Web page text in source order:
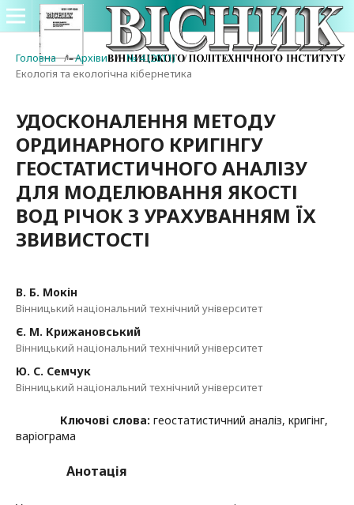
Головна / Архіви / № 4 (2011) /
Екологія та екологічна кібернетика
УДОСКОНАЛЕННЯ МЕТОДУ
ОРДИНАРНОГО КРИГІНГУ
ГЕОСТАТИСТИЧНОГО АНАЛІЗУ
ДЛЯ МОДЕЛЮВАННЯ ЯКОСТІ
ВОД РІЧОК З УРАХУВАННЯМ ЇХ
ЗВИВИСТОСТІ
В. Б. Мокін
Вінницький національний технічний університет
Є. М. Крижановський
Вінницький національний технічний університет
Ю. С. Семчук
Вінницький національний технічний університет
Ключові слова: геостатистичний аналіз, кригінг,
варіограма
Анотація